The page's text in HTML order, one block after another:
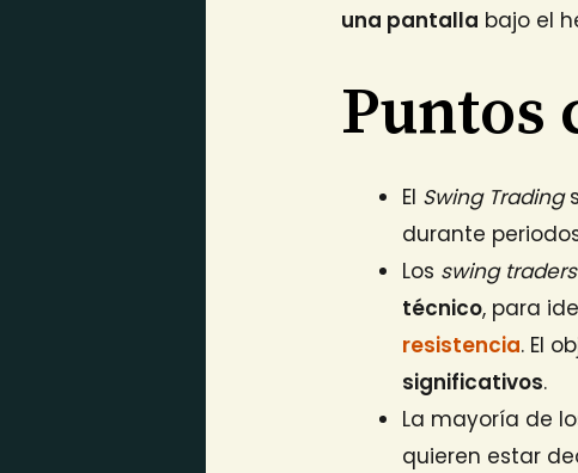
una pantalla bajo el
Puntos
El Swing Trading
durante
Los swing traders
técnico, para
resistencia. El
significativos.
La mayoría de
quieren estar